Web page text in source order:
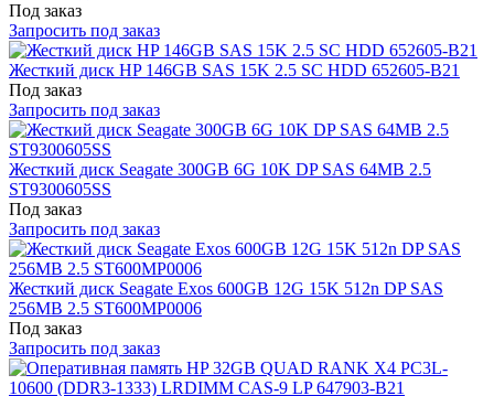
Под заказ
Запросить под заказ
Жесткий диск HP 146GB SAS 15K 2.5 SC HDD 652605-B21
Под заказ
Запросить под заказ
Жесткий диск Seagate 300GB 6G 10K DP SAS 64MB 2.5
ST9300605SS
Под заказ
Запросить под заказ
Жесткий диск Seagate Exos 600GB 12G 15K 512n DP SAS
256MB 2.5 ST600MP0006
Под заказ
Запросить под заказ